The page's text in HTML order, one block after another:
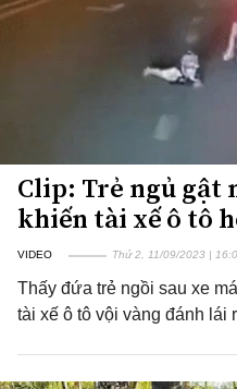
Clip: Trẻ ngủ gật
khiến tài xế ô tô
VIDEO Thứ 2, 11/09/2023 |
Thấy đứa trẻ ngồi sau xe
tài xế ô tô vội vàng đánh lái